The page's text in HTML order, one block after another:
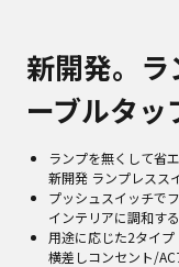
新開発。
ーブルタッ
ランプを無くして省
新開発 ランプレスス
プッシュスイッチで
インテリアに調和す
用途に応じた2タイプ
横差しコンセント/